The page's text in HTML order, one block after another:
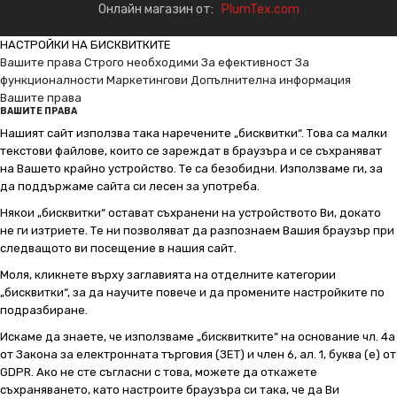
Онлайн магазин от: PlumTex.com
НАСТРОЙКИ НА БИСКВИТКИТЕ
Вашите права Строго необходими За ефективност За
функционалности Маркетингови Допълнителна информация
Вашите права
ВАШИТЕ ПРАВА
Нашият сайт използва така наречените „бисквитки“. Това са малки
текстови файлове, които се зареждат в браузъра и се съхраняват
на Вашето крайно устройство. Те са безобидни. Използваме ги, за
да поддържаме сайта си лесен за употреба.
Някои „бисквитки“ остават съхранени на устройството Ви, докато
не ги изтриете. Те ни позволяват да разпознаем Вашия браузър при
следващото ви посещение в нашия сайт.
Моля, кликнете върху заглавията на отделните категории
„бисквитки“, за да научите повече и да промените настройките по
подразбиране.
Искаме да знаете, че използваме „бисквитките“ на основание чл. 4а
от Закона за електронната търговия (ЗЕТ) и член 6, ал. 1, буква (е) от
GDPR. Ако не сте съгласни с това, можете да откажете
съхраняването, като настроите браузъра си така, че да Ви